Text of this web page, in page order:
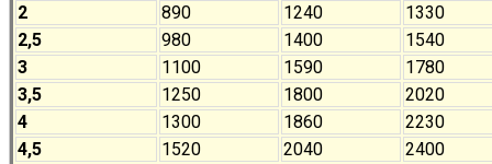
2
890 1240
1330
2,5
980 1400
1540
3
1100 1590
1780
3,5
1250 1800
2020
4
1300 1860
2230
4,5
1520 2040
2400